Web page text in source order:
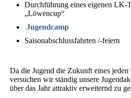
Durchführung eines eigenen LK-
„Löwencup“
Jugendcamp
Saisonabschlussfahrten /-feiern
Da die Jugend die Zukunft eines jeden
versuchen wir ständig unsere
über das Jahr attraktiv erweiternd zu